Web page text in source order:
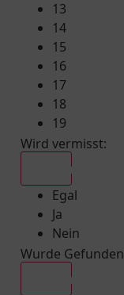
13
14
15
16
17
18
19
Wird vermisst:
Egal
Ja
Nein
Wurde Gefunden